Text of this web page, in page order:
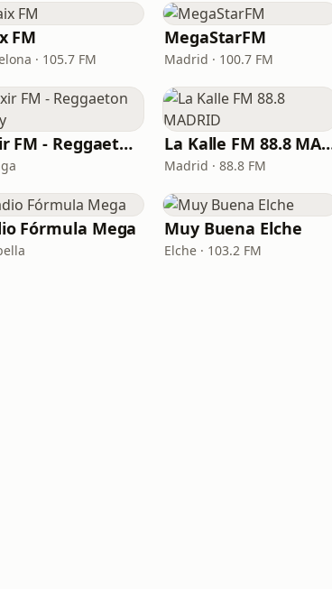
FM
· 105.7 FM
MegaStarFM
Madrid · 100.7 FM
Elixir FM - Reggaeton Party La Kalle FM
Madrid · 88.8 FM
Fórmula Mega Muy Buena Elche
Elche · 103.2 FM